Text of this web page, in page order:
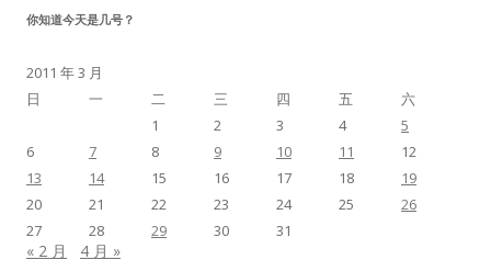
你知道今天是几号？
2011 年 3 月
日
一 二 三 四 五
六
1
2 3 4
5
6
7 8 9 10 11
12
13
14 15 16 17 18
19
20
21 22 23 24 25
26
27
28 29 30 31
« 2 月 4 月 »